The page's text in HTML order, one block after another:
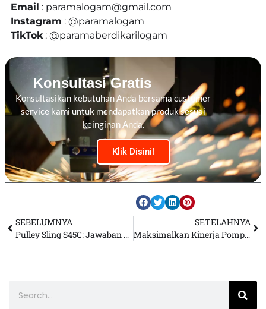
Email : paramalogam@gmail.com
Instagram : @paramalogam
TikTok : @paramaberdikarilogam
Konsultasi Gratis
Konsultasikan kebutuhan Anda bersama customer
service kami untuk mendapatkan produk sesuai
keinginan Anda.
Klik Disini!
SEBELUMNYA
Pulley Sling S45C: Jawaban untuk Masalah Keausan Alur pada Sistem Lifting
SETELAHNYA
Maksimalkan Kinerja Pompa Vakum dengan Pulley Ferro Cast